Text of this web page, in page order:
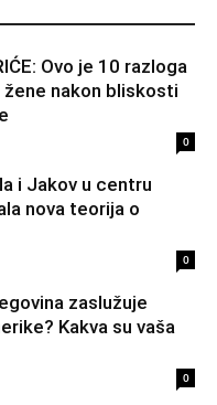
Ovo je 10 razloga
nakon bliskosti
0
i Jakov u centru
nova teorija o
0
zaslužuje
Kakva su vaša
0